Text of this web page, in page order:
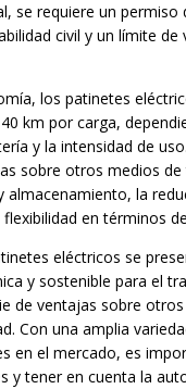
se requiere un permiso
civil y un límite de
los patinetes
km por carga,
y la intensidad de
sobre otros medios
almacenamiento, la
en términos
eléctricos se
y sostenible para el
de ventajas sobre
Con una amplia
en el mercado, es
y tener en cuenta la